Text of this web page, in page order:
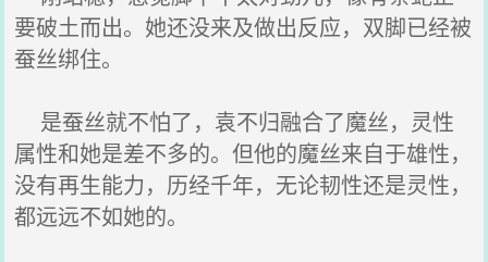
要破土而出。她还没来及做出反应，双脚已经被
蚕丝绑住。
是蚕丝就不怕了，袁不归融合了魔丝，灵性
属性和她是差不多的。但他的魔丝来自于雄性，
没有再生能力，历经千年，无论韧性还是灵性，
都远远不如她的。